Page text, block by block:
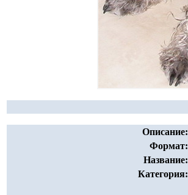
Описание:
Формат:
Название:
Категория: